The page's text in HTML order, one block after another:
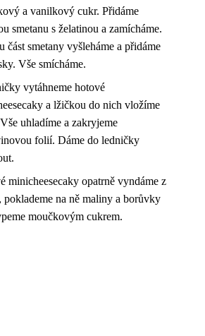
a vanilkový cukr. Přidáme
smetanu s želatinou a zamícháme.
část smetany vyšleháme a přidáme
Vše smícháme.
vytáhneme hotové
a lžičkou do nich vložíme
uhladíme a zakryjeme
folií. Dáme do ledničky
minicheesecaky opatrně vyndáme z
poklademe na ně maliny a borůvky
moučkovým cukrem.